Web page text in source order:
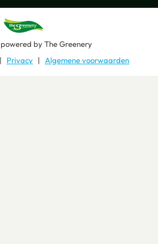
powered byThe Greenery
Privacy Algemene voorwaarden